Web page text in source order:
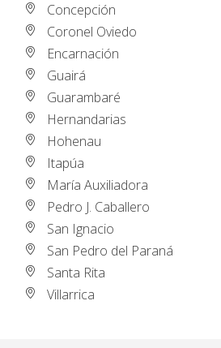
Concepción
Coronel Oviedo
Encarnación
Guairá
Guarambaré
Hernandarias
Hohenau
Itapúa
María Auxiliadora
Pedro J. Caballero
San Ignacio
San Pedro del Paraná
Santa Rita
Villarrica